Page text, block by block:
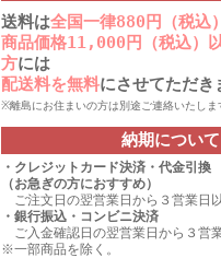
送料は全国一律880円（税込
商品価格11,000円（税込）
方には
配送料を無料にさせてただき
※離島にお住まいの方は別途ご連絡いたしま
納期について
・ クレジットカード決済 ・代金引換
（お急ぎの方におすすめ）
ご注文日の翌営業日から３営業日
・銀行振込・コンビニ決済
ご入金確認日の翌営業日から３営
※一部商品を除く。